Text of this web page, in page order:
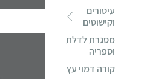
עיטורים
וקישוטים
מסגרת לדלת
וספריה
קורה דמוי עץ